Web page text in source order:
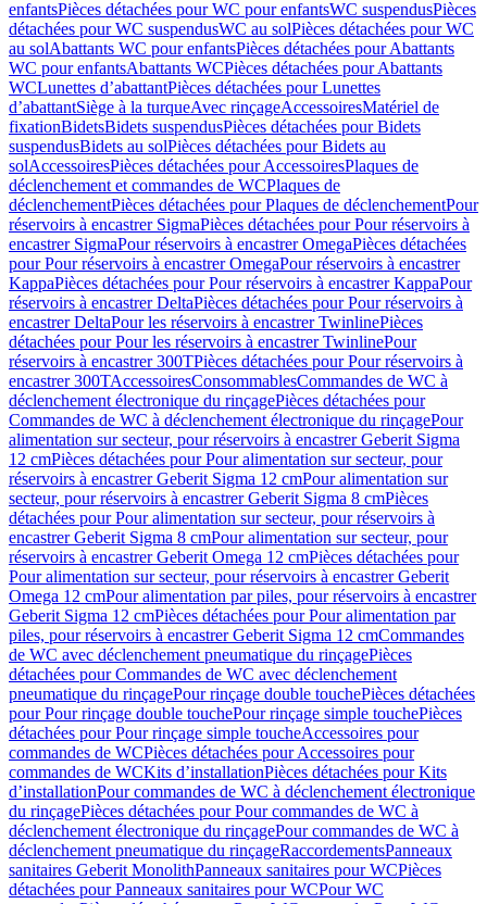
enfantsPièces détachées pour WC pour enfantsWC suspendusPièces
détachées pour WC suspendusWC au solPièces détachées pour WC
au solAbattants WC pour enfantsPièces détachées pour Abattants
WC pour enfantsAbattants WCPièces détachées pour Abattants
WCLunettes d’abattantPièces détachées pour Lunettes
d’abattantSiège à la turqueAvec rinçageAccessoiresMatériel de
fixationBidetsBidets suspendusPièces détachées pour Bidets
suspendusBidets au solPièces détachées pour Bidets au
solAccessoiresPièces détachées pour AccessoiresPlaques de
déclenchement et commandes de WCPlaques de
déclenchementPièces détachées pour Plaques de déclenchementPour
réservoirs à encastrer SigmaPièces détachées pour Pour réservoirs à
encastrer SigmaPour réservoirs à encastrer OmegaPièces détachées
pour Pour réservoirs à encastrer OmegaPour réservoirs à encastrer
KappaPièces détachées pour Pour réservoirs à encastrer KappaPour
réservoirs à encastrer DeltaPièces détachées pour Pour réservoirs à
encastrer DeltaPour les réservoirs à encastrer TwinlinePièces
détachées pour Pour les réservoirs à encastrer TwinlinePour
réservoirs à encastrer 300TPièces détachées pour Pour réservoirs à
encastrer 300TAccessoiresConsommablesCommandes de WC à
déclenchement électronique du rinçagePièces détachées pour
Commandes de WC à déclenchement électronique du rinçagePour
alimentation sur secteur, pour réservoirs à encastrer Geberit Sigma
12 cmPièces détachées pour Pour alimentation sur secteur, pour
réservoirs à encastrer Geberit Sigma 12 cmPour alimentation sur
secteur, pour réservoirs à encastrer Geberit Sigma 8 cmPièces
détachées pour Pour alimentation sur secteur, pour réservoirs à
encastrer Geberit Sigma 8 cmPour alimentation sur secteur, pour
réservoirs à encastrer Geberit Omega 12 cmPièces détachées pour
Pour alimentation sur secteur, pour réservoirs à encastrer Geberit
Omega 12 cmPour alimentation par piles, pour réservoirs à encastrer
Geberit Sigma 12 cmPièces détachées pour Pour alimentation par
piles, pour réservoirs à encastrer Geberit Sigma 12 cmCommandes
de WC avec déclenchement pneumatique du rinçagePièces
détachées pour Commandes de WC avec déclenchement
pneumatique du rinçagePour rinçage double touchePièces détachées
pour Pour rinçage double touchePour rinçage simple touchePièces
détachées pour Pour rinçage simple toucheAccessoires pour
commandes de WCPièces détachées pour Accessoires pour
commandes de WCKits d’installationPièces détachées pour Kits
d’installationPour commandes de WC à déclenchement électronique
du rinçagePièces détachées pour Pour commandes de WC à
déclenchement électronique du rinçagePour commandes de WC à
déclenchement pneumatique du rinçageRaccordementsPanneaux
sanitaires Geberit MonolithPanneaux sanitaires pour WCPièces
détachées pour Panneaux sanitaires pour WCPour WC